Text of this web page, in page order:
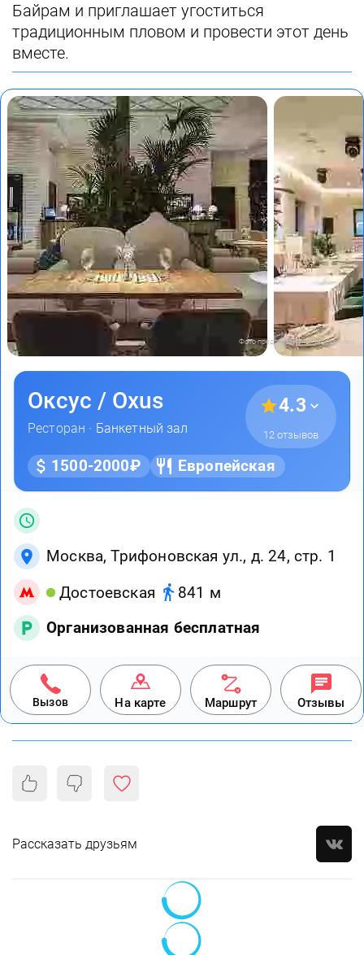
Байрам и приглашает угоститься
традиционным пловом и провести этот день
вместе.
Фото предоставлены заведением
Оксус / Oxus
Ресторан · Банкетный зал
4.3
12 отзывов
1500-2000₽ Европейская
Москва, Трифоновская ул., д. 24, стр. 1
Достоевская
841 м
Организованная бесплатная
Вызов На карте Маршрут Отзывы
Рассказать друзьям